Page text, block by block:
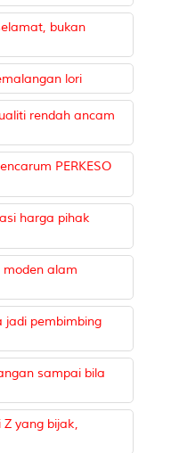
bukan
lori
rendah ancam
PERKESO
harga pihak
moden alam
jadi pembimbing
sampai bila
yang bijak,